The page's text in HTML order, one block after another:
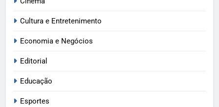
Cultura e Entretenimento
Economia e Negócios
Editorial
Educação
Esportes